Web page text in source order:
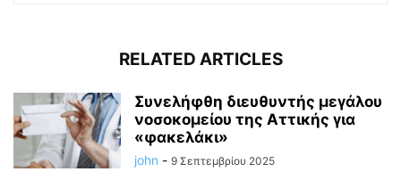
RELATED ARTICLES
Συνελήφθη διευθυντής μεγάλου
νοσοκομείου της Αττικής για
«φακελάκι»
john - 9 Σεπτεμβρίου 2025